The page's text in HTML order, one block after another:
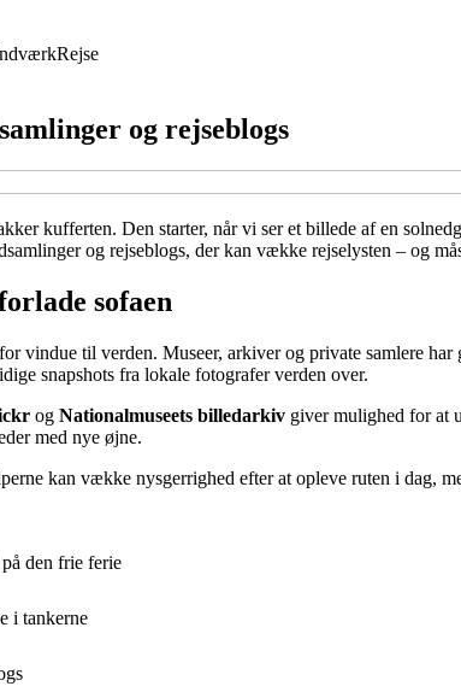
Rejse
og rejseblogs
kufferten. Den starter, når vi ser et billede af en
og rejseblogs, der kan vække rejselysten – og
sofaen
vindue til verden. Museer, arkiver og private samlere
snapshots fra lokale fotografer verden over.
og Nationalmuseets billedarkiv giver mulighed for at
med nye øjne.
kan vække nysgerrighed efter at opleve ruten i dag,
den frie ferie
i tankerne